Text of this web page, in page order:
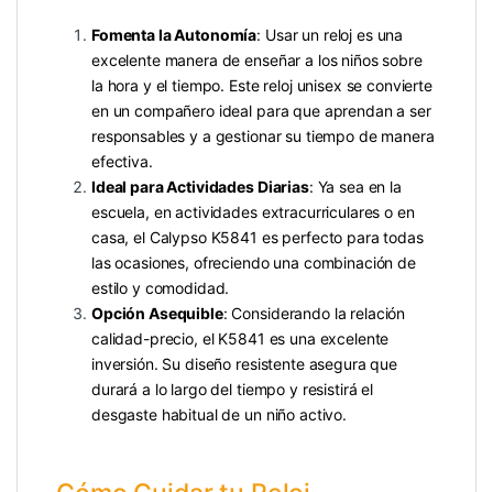
Fomenta la Autonomía: Usar un reloj es una
excelente manera de enseñar a los niños sobre
la hora y el tiempo. Este reloj unisex se convierte
en un compañero ideal para que aprendan a ser
responsables y a gestionar su tiempo de manera
efectiva.
Ideal para Actividades Diarias: Ya sea en la
escuela, en actividades extracurriculares o en
casa, el Calypso K5841 es perfecto para todas
las ocasiones, ofreciendo una combinación de
estilo y comodidad.
Opción Asequible: Considerando la relación
calidad-precio, el K5841 es una excelente
inversión. Su diseño resistente asegura que
durará a lo largo del tiempo y resistirá el
desgaste habitual de un niño activo.